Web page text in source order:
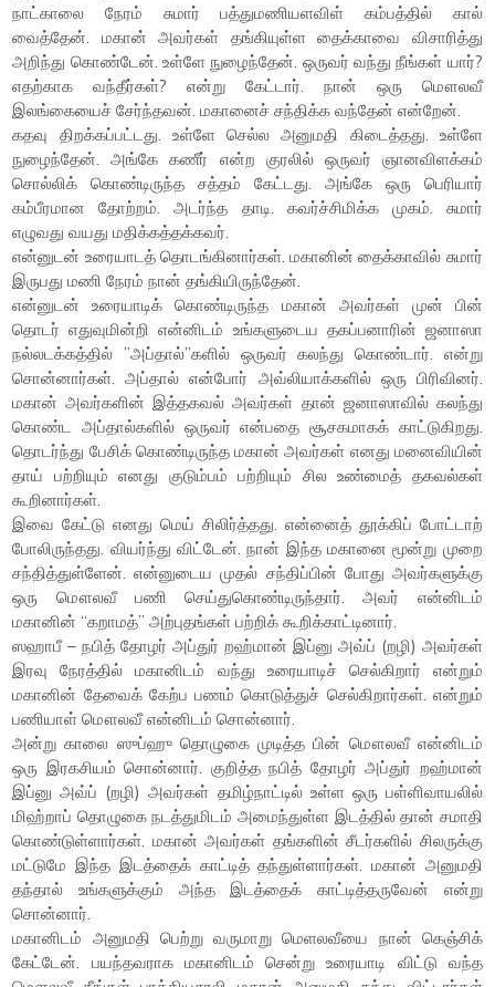
நாட்காலை நேரம் சுமார் பத்துமணியளவிள் கம்பத்தில் கால்
வைத்தேன். மகான் அவர்கள் தங்கியுள்ள தைக்காவை விசாரித்து
அறிந்து கொண்டேன். உள்ளே நுழைந்தேன். ஒருவர் வந்து நீங்கள் யார்?
எதற்காக வந்தீர்கள்? என்று கேட்டார். நான் ஒரு மௌலவீ
இலங்கையைச் சேர்ந்தவன். மகானைச் சந்திக்க வந்தேன் என்றேன்.
கதவு திறக்கப்பட்டது. உள்ளே செல்ல அனுமதி கிடைத்தது. உள்ளே
நுழைந்தேன். அங்கே கணீர் என்ற குரலில் ஒருவர் ஞானவிளக்கம்
சொல்லிக் கொண்டிருந்த சத்தம் கேட்டது. அங்கே ஒரு பெரியார்
கம்பீரமான தோற்றம். அடர்ந்த தாடி. கவர்ச்சிமிக்க முகம். சுமார்
எழுவது வயது மதிக்கத்தக்கவர்.
என்னுடன் உரையாடத் தொடங்கினார்கள். மகானின் தைக்காவில் சுமார்
இருபது மணி நேரம் நான் தங்கியிருந்தேன்.
என்னுடன் உரையாடிக் கொண்டிருந்த மகான் அவர்கள் முன் பின்
தொடர் எதுவுமின்றி என்னிடம் உங்களுடைய தகப்பனாரின் ஜனாஸா
நல்லடக்கத்தில் ”அப்தால்”களில் ஒருவர் கலந்து கொண்டார். என்று
சொன்னார்கள். அப்தால் என்போர் அவ்லியாக்களில் ஒரு பிரிவினர்.
மகான் அவர்களின் இத்தகவல் அவர்கள் தான் ஜனாஸாவில் கலந்து
கொண்ட அப்தால்களில் ஒருவர் என்பதை சூசகமாகக் காட்டுகிறது.
தொடர்ந்து பேசிக் கொண்டிருந்த மகான் அவர்கள் எனது மனைவியின்
தாய் பற்றியும் எனது குடும்பம் பற்றியும் சில உண்மைத் தகவல்கள்
கூறினார்கள்.
இவை கேட்டு எனது மெய் சிலிர்த்தது. என்னைத் தூக்கிப் போட்டாற்
போலிருந்தது. வியர்ந்து விட்டேன். நான் இந்த மகானை மூன்று முறை
சந்தித்துள்ளேன். என்னுடைய முதல் சந்திப்பின் போது அவர்களுக்கு
ஒரு மௌலவீ பணி செய்துகொண்டிருந்தார். அவர் என்னிடம்
மகானின் “கறாமத்” அற்புதங்கள் பற்றிக் கூறிக்காட்டினார்.
ஸஹாபீ – நபித் தோழர் அப்துர் றஹ்மான் இப்னு அவ்ப் (றழி) அவர்கள்
இரவு நேரத்தில் மகானிடம் வந்து உரையாடிச் செல்கிறார் என்றும்
மகானின் தேவைக் கேற்ப பணம் கொடுத்துச் செல்கிறார்கள். என்றும்
பணியாள் மௌலவீ என்னிடம் சொன்னார்.
அன்று காலை ஸுப்ஹு தொழுகை முடித்த பின் மௌலவீ என்னிடம்
ஒரு இரகசியம் சொன்னார். குறித்த நபித் தோழர் அப்துர் றஹ்மான்
இப்னு அவ்ப் (றழி) அவர்கள் தமிழ்நாட்டில் உள்ள ஒரு பள்ளிவாயலில்
மிஹ்றாப் தொழுகை நடத்துமிடம் அமைந்துள்ள இடத்தில் தான் சமாதி
கொண்டுள்ளார்கள். மகான் அவர்கள் தங்களின் சீடர்களில் சிலருக்கு
மட்டுமே இந்த இடத்தைக் காட்டித் தந்துள்ளார்கள். மகான் அனுமதி
தந்தால் உங்களுக்கும் அந்த இடத்தைக் காட்டித்தருவேன் என்று
சொன்னார்.
மகானிடம் அனுமதி பெற்று வருமாறு மெளலவீயை நான் கெஞ்சிக்
கேட்டேன். பயந்தவராக மகானிடம் சென்று உரையாடி விட்டு வந்த